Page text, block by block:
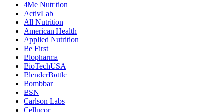
4Me Nutrition
ActivLab
All Nutrition
American Health
Applied Nutrition
Be First
Biopharma
BioTechUSA
BlenderBottle
Bombbar
BSN
Carlson Labs
Cellucor